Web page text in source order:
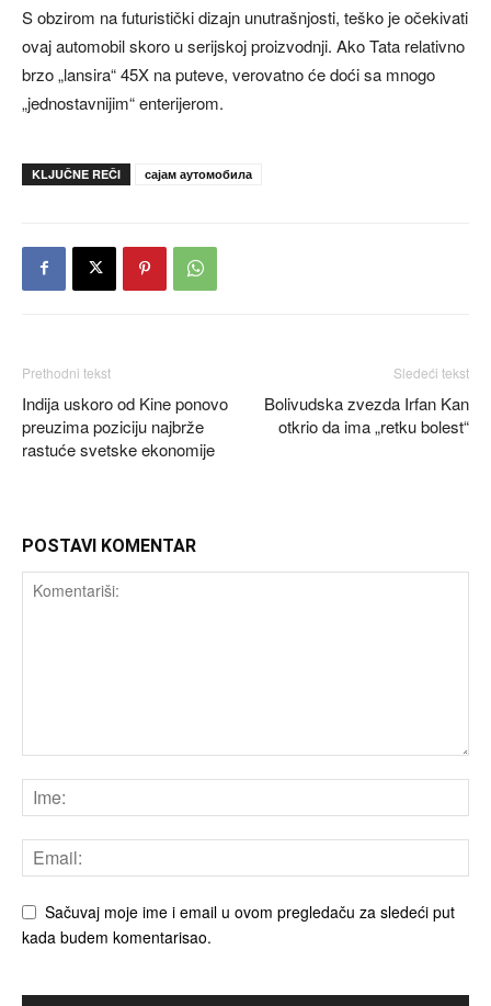
S obzirom na futuristički dizajn unutrašnjosti, teško je očekivati
ovaj automobil skoro u serijskoj proizvodnji. Ako Tata relativno
brzo „lansira“ 45X na puteve, verovatno će doći sa mnogo
„jednostavnijim“ enterijerom.
KLJUČNE REČI сајам аутомобила
Prethodni tekst
Indija uskoro od Kine ponovo
preuzima poziciju najbrže
rastuće svetske ekonomije
Sledeći tekst
Bolivudska zvezda Irfan Kan
otkrio da ima „retku bolest“
POSTAVI KOMENTAR
Sačuvaj moje ime i email u ovom pregledaču za sledeći put
kada budem komentarisao.